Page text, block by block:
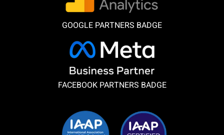
GOOGLE PARTNERS BADGE
FACEBOOK PARTNERS BADGE